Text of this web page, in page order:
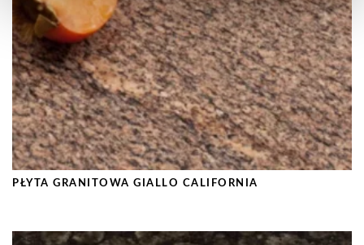
PŁYTA GRANITOWA GIALLO CALIFORNIA